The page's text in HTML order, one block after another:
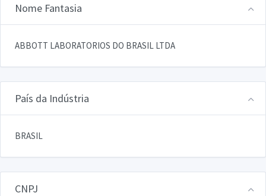
Nome Fantasia
ABBOTT LABORATORIOS DO BRASIL LTDA
País da Indústria
BRASIL
CNPJ